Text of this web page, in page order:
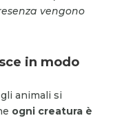
vengono
in modo
animali si
ogni creatura è